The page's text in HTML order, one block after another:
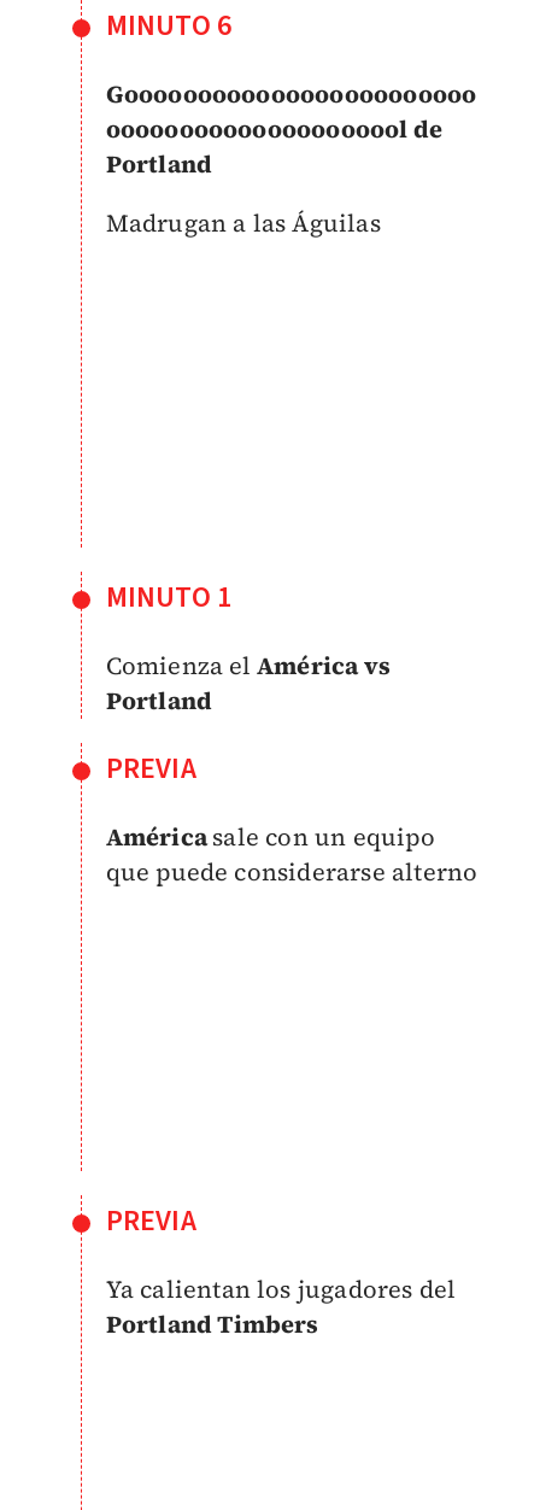
MINUTO 6
Goooooooooooooooooooooooo
ooooooooooooooooooool de
Portland
Madrugan a las Águilas
MINUTO 1
Comienza el América vs
Portland
PREVIA
Américasale con un equipo
que puede considerarse alterno
PREVIA
Ya calientan los jugadores del
Portland Timbers